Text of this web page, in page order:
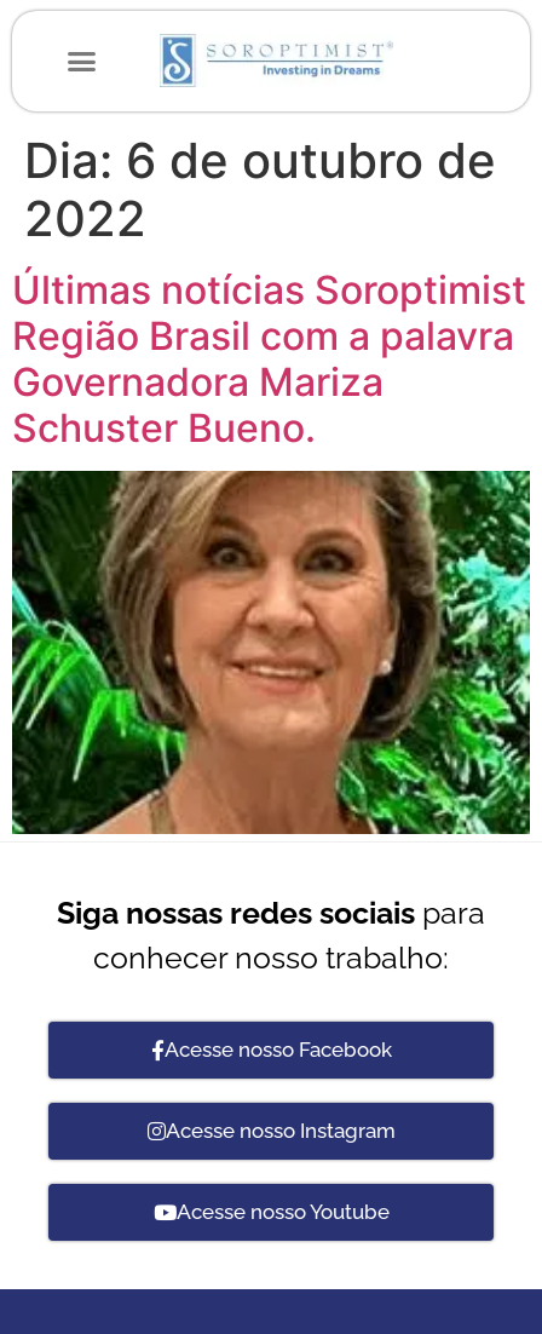
Dia: 6 de outubro de
2022
Últimas notícias Soroptimist
Região Brasil com a palavra
Governadora Mariza
Schuster Bueno.
Siga nossas redes sociais para
conhecer nosso trabalho:
Acesse nosso Facebook
Acesse nosso Instagram
Acesse nosso Youtube